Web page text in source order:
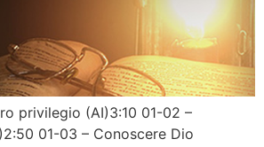
privilegio (AI)3:10 01-02 –
01-03 – Conoscere Dio